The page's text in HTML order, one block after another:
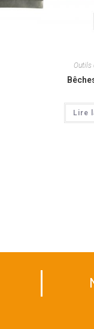
Outils
Lire